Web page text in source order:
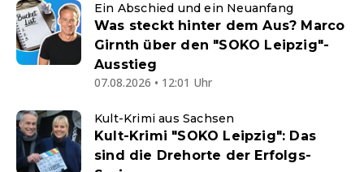
Ein Abschied und ein Neuanfang
Was steckt hinter dem Aus? Marco
Girnth über den "SOKO Leipzig"-
Ausstieg
07.08.2026 • 12:01 Uhr
Kult-Krimi aus Sachsen
Kult-Krimi "SOKO Leipzig": Das
sind die Drehorte der Erfolgs-